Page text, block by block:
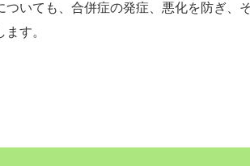
いても、合併症の発症、悪化を防ぎ、
す。